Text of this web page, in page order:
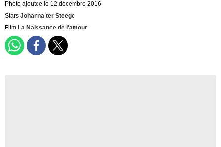
Photo ajoutée le 12 décembre 2016
Stars Johanna ter Steege
Film La Naissance de l'amour